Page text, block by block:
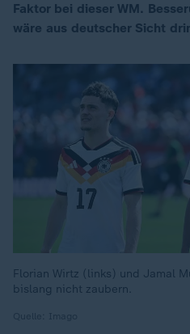
Faktor bei dieser WM.
wäre aus deutscher Sicht
Florian Wirtz (links) und Jamal
bislang nicht zaubern.